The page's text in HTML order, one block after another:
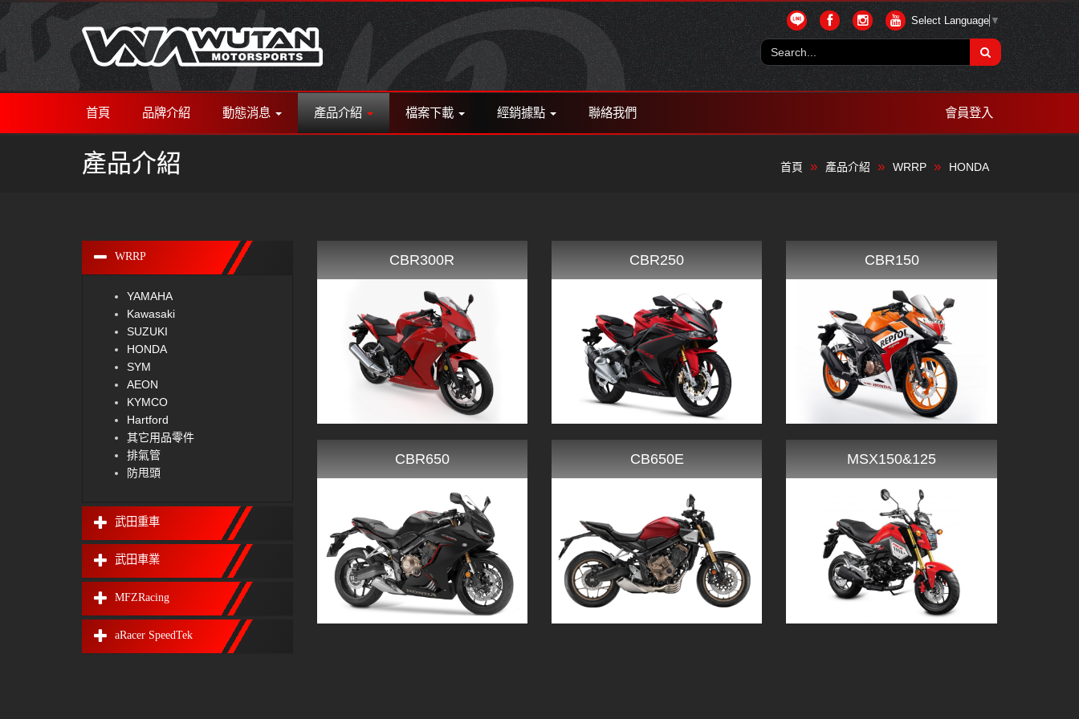
Select Language ▼
首頁 品牌介紹 動態消息 產品介紹 檔案下載 經銷據點 聯絡我們 會員登入
產品介紹 首頁 產品介紹 WRRP HONDA
WRRP
YAMAHA
Kawasaki
SUZUKI
HONDA
SYM
AEON
KYMCO
Hartford
其它用品零件
排氣管
防甩頭
武田重車
武田車業
MFZRacing
aRacer SpeedTek
CBR300R CBR250 CBR150
CBR650 CB650E MSX150&125